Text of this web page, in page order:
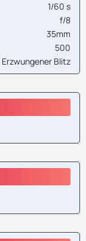
1/60 s
f/8
35mm
500
Blitz